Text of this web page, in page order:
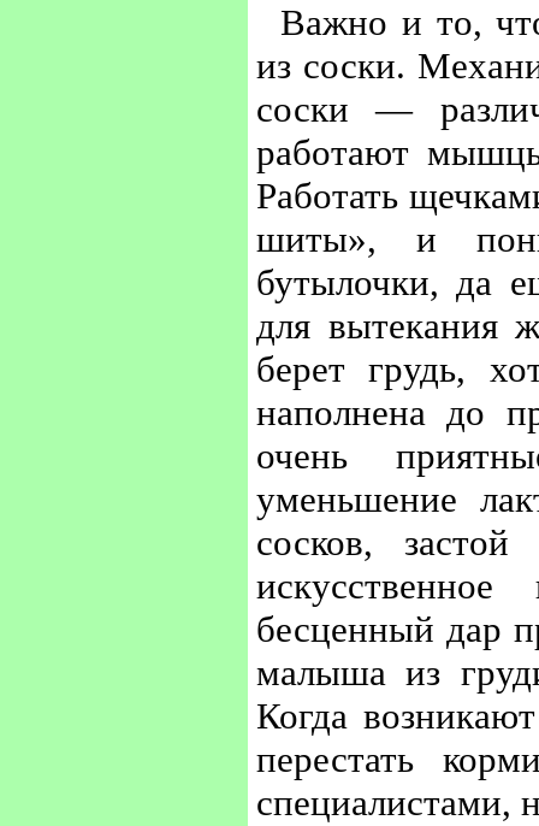
Важно и то,
из соски.
соски —
работают
Работать
шиты», и
бутылочки, да
для вытекания
берет грудь,
наполнена до
очень
уменьшение
сосков,
бесценный дар
малыша из
Когда
перестать
специалистами,